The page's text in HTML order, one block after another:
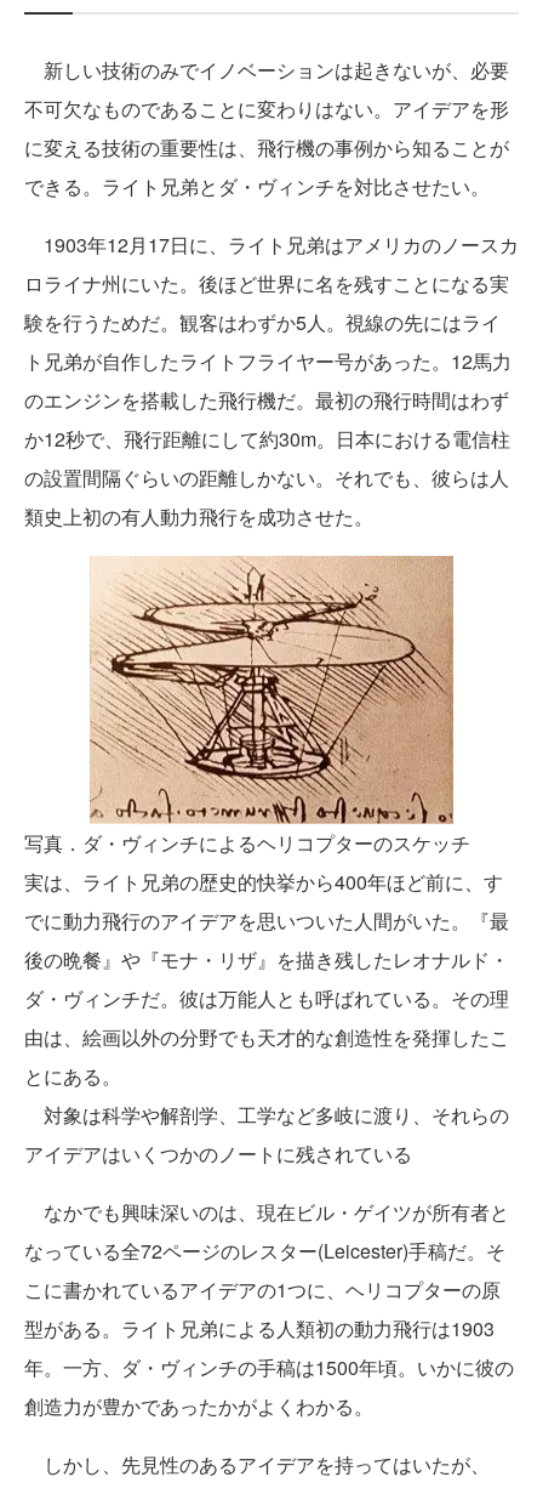
新しい技術のみでイノベーションは起きないが、必要
不可欠なものであることに変わりはない。アイデアを形
に変える技術の重要性は、飛行機の事例から知ることが
できる。ライト兄弟とダ・ヴィンチを対比させたい。
1903年12月17日に、ライト兄弟はアメリカのノースカ
ロライナ州にいた。後ほど世界に名を残すことになる実
験を行うためだ。観客はわずか5人。視線の先にはライ
ト兄弟が自作したライトフライヤー号があった。12馬力
のエンジンを搭載した飛行機だ。最初の飛行時間はわず
か12秒で、飛行距離にして約30m。日本における電信柱
の設置間隔ぐらいの距離しかない。それでも、彼らは人
類史上初の有人動力飛行を成功させた。
写真．ダ・ヴィンチによるヘリコプターのスケッチ
実は、ライト兄弟の歴史的快挙から400年ほど前に、す
でに動力飛行のアイデアを思いついた人間がいた。『最
後の晩餐』や『モナ・リザ』を描き残したレオナルド・
ダ・ヴィンチだ。彼は万能人とも呼ばれている。その理
由は、絵画以外の分野でも天才的な創造性を発揮したこ
とにある。
対象は科学や解剖学、工学など多岐に渡り、それらの
アイデアはいくつかのノートに残されている
なかでも興味深いのは、現在ビル・ゲイツが所有者と
なっている全72ページのレスター(Leicester)手稿だ。そ
こに書かれているアイデアの1つに、ヘリコプターの原
型がある。ライト兄弟による人類初の動力飛行は1903
年。一方、ダ・ヴィンチの手稿は1500年頃。いかに彼の
創造力が豊かであったかがよくわかる。
しかし、先見性のあるアイデアを持ってはいたが、